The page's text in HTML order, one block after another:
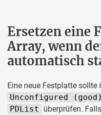
Ersetzen eine
Array, wenn
automatisch
Eine neue Festplatte sollte
Unconfigured (good)
PDList
überprüfen.